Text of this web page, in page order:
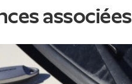
associées